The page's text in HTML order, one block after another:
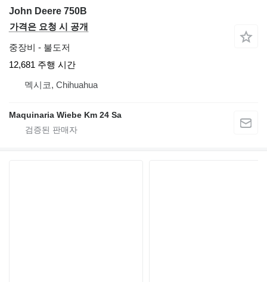
John Deere 750B
가격은 요청 시 공개
중장비 - 불도저
12,681 주행 시간
멕시코, Chihuahua
Maquinaria Wiebe Km 24 Sa